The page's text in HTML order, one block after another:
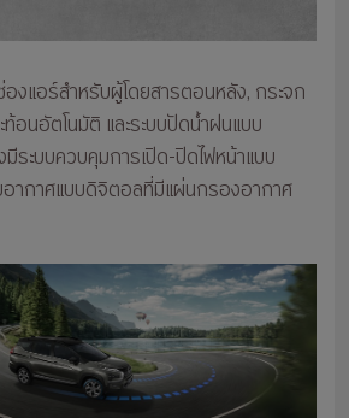
งแอร์สำหรับผู้โดยสารตอนหลัง, กระจก
อนอัตโนมัติ และระบบปัดน้ำฝนแบบ
ระบบควบคุมการเปิด-ปิดไฟหน้าแบบ
อากาศแบบดิจิตอลที่มีแผ่นกรองอากาศ